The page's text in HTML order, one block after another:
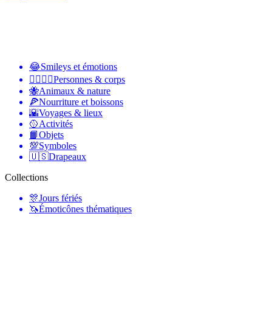
😂Smileys et émotions
👩‍❤️‍💋‍👨Personnes & corps
🐝Animaux & nature
🍕Nourriture et boissons
🌇Voyages & lieux
🥎Activités
📙Objets
💯Symboles
🇺🇸Drapeaux
Collections
🎊Jours fériés
🦄Émoticônes thématiques